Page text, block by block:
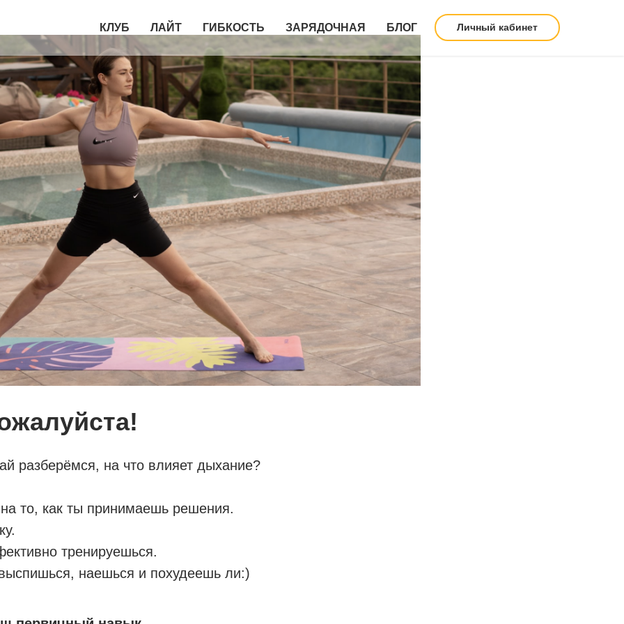
КЛУБ ЛАЙТ ГИБКОСТЬ ЗАРЯДОЧНАЯ БЛОГ Личный кабинет
разберёмся, на что влияет дыхание?
то, как ты принимаешь решения.
тренируешься.
наешься и похудеешь ли:)